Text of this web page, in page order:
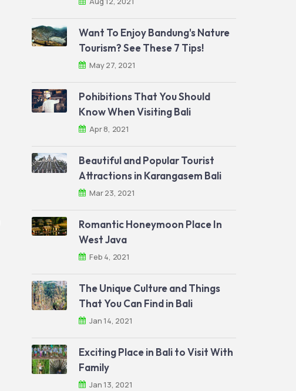
Want To Enjoy Bandung's Nature
Tourism? See These 7 Tips!
May 27, 2021
Pohibitions That You Should
Know When Visiting Bali
Apr 8, 2021
Beautiful and Popular Tourist
Attractions in Karangasem Bali
Mar 23, 2021
Romantic Honeymoon Place In
West Java
Feb 4, 2021
The Unique Culture and Things
That You Can Find in Bali
Jan 14, 2021
Exciting Place in Bali to Visit With
Family
Jan 13, 2021